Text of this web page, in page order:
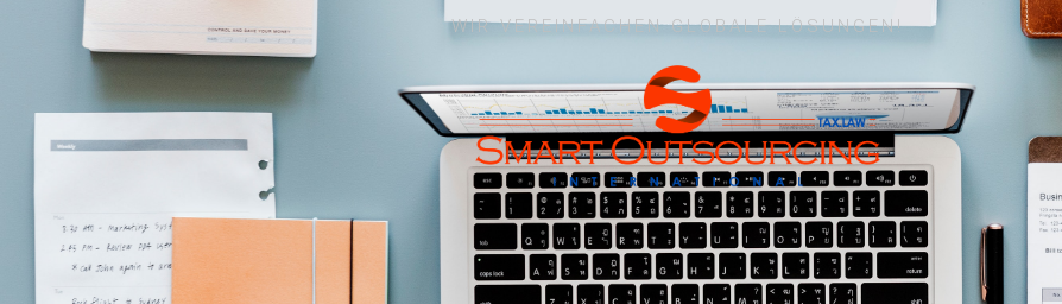
WIR VEREINFACHEN GLOBALE LÖSUNGEN!